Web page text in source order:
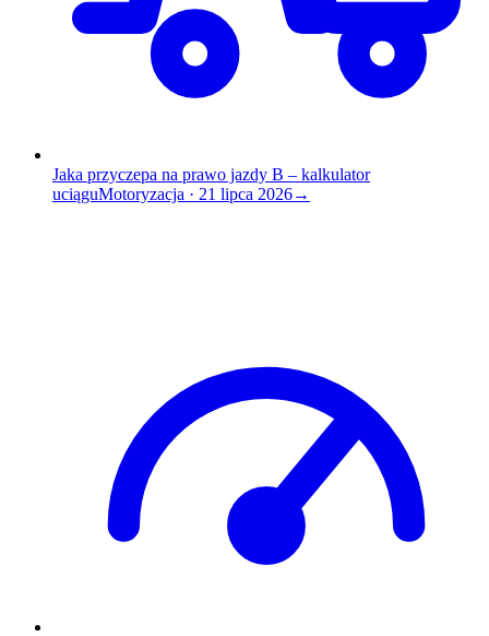
Jaka przyczepa na prawo jazdy B – kalkulator
uciąguMotoryzacja · 21 lipca 2026→